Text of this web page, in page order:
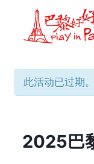
此活动已过期。
2025巴